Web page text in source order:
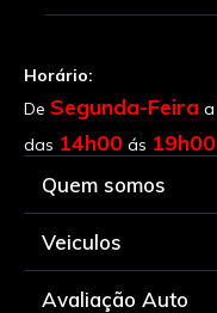
Horário:
De Segunda-Feira a
das 14h00 ás 19h00
Quem somos
Veiculos
Avaliação Auto